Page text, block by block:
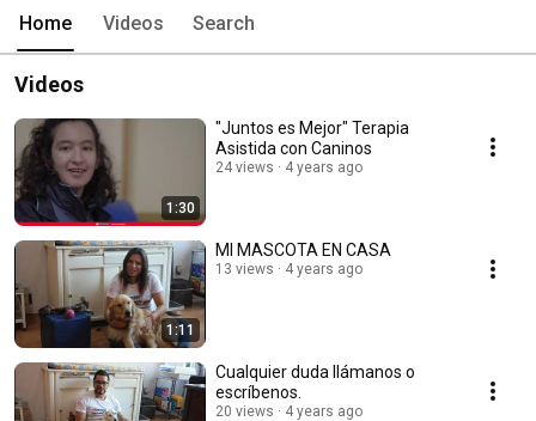
Home Videos Search
Videos
1:30
"Juntos es Mejor" Terapia
Asistida con Caninos
24 views 4 years ago
1:11
MI MASCOTA EN CASA
13 views 4 years ago
Cualquier duda llámanos o
escríbenos.
20 views 4 years ago